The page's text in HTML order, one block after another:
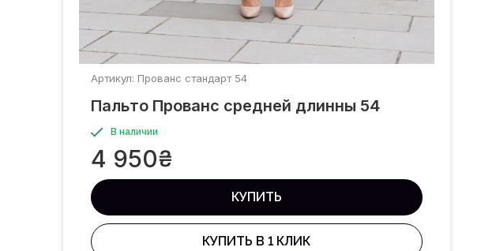
Артикул: Прованс стандарт 54
Пальто Прованс средней длинны 54
В наличии
4 950₴
КУПИТЬ
КУПИТЬ В 1 КЛИК